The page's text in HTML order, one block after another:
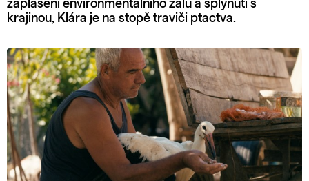
zaplašení environmentálního žalu a splynutí s
krajinou, Klára je na stopě traviči ptactva.